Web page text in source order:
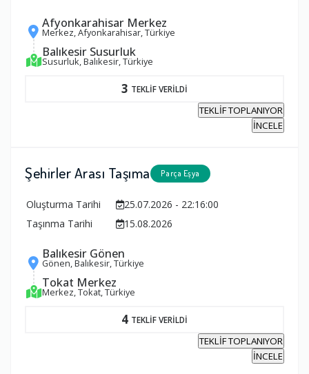
Afyonkarahisar Merkez
Merkez, Afyonkarahisar, Türkiye
Balıkesir Susurluk
Susurluk, Balıkesir, Türkiye
3 TEKLİF VERİLDİ
TEKLİF TOPLANIYOR
İNCELE
Şehirler Arası Taşıma Parça Eşya
Oluşturma Tarihi
25.07.2026 - 22:16:00
Taşınma Tarihi
15.08.2026
Balıkesir Gönen
Gönen, Balıkesir, Türkiye
Tokat Merkez
Merkez, Tokat, Türkiye
4 TEKLİF VERİLDİ
TEKLİF TOPLANIYOR
İNCELE